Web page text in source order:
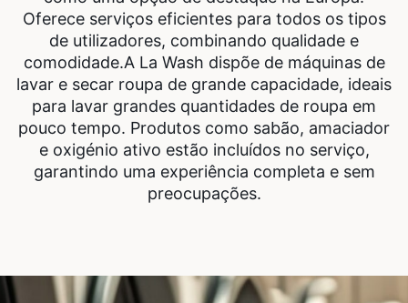
Oferece serviços eficientes para todos os tipos
de utilizadores, combinando qualidade e
comodidade.A La Wash dispõe de máquinas de
lavar e secar roupa de grande capacidade, ideais
para lavar grandes quantidades de roupa em
pouco tempo. Produtos como sabão, amaciador
e oxigénio ativo estão incluídos no serviço,
garantindo uma experiência completa e sem
preocupações.